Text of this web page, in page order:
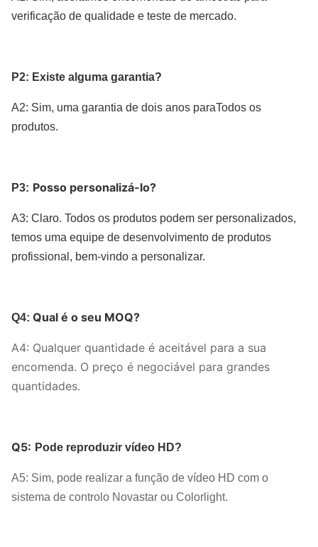
verificação de qualidade e teste de mercado.
P2: Existe alguma garantia?
A2: Sim, uma garantia de dois anos paraTodos os
produtos.
P3: Posso personalizá-lo?
A3: Claro. Todos os produtos podem ser personalizados,
temos uma equipe de desenvolvimento de produtos
profissional, bem-vindo a personalizar.
Q4: Qual é o seu MOQ?
A4: Qualquer quantidade é aceitável para a sua
encomenda. O preço é negociável para grandes
quantidades.
Q5: Pode reproduzir vídeo HD?
A5: Sim, pode realizar a função de vídeo HD com o
sistema de controlo Novastar ou Colorlight.